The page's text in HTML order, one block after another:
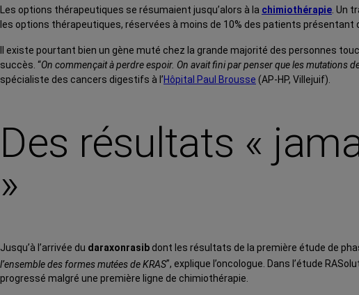
Les options thérapeutiques se résumaient jusqu’alors à la chimiothérapie . Un
les options thérapeutiques, réservées à moins de 10% des patients présentant
Il existe pourtant bien un gène muté chez la grande majorité des personnes
succès. “On commençait à perdre espoir. On avait fini par penser que les mutations
spécialiste des cancers digestifs à l’Hôpital Paul Brousse (AP-HP, Villejuif).
Des résultats «
»
Jusqu’à l’arrivée du daraxonrasib dont les résultats de la première étude de
l’ensemble des formes mutées de KRAS”, explique l’oncologue. Dans l’étude
progressé malgré une première ligne de chimiothérapie.